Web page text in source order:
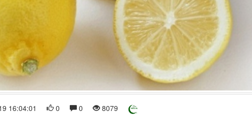
16:04:01 0 0 8079